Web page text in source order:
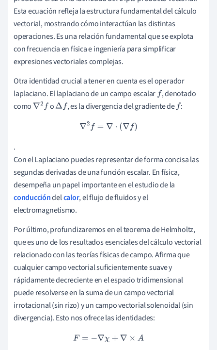
Esta ecuación refleja la estructura fundamental del cálculo
vectorial, mostrando cómo interactúan las distintas
operaciones. Es una relación fundamental que se explota
con frecuencia en física e ingeniería para simplificar
expresiones vectoriales complejas.
Otra identidad crucial a tener en cuenta es el operador
laplaciano. El laplaciano de un campo escalarf , denotado
como ∇2f oΔf , es la divergencia del gradiente def :
∇ 2f= ∇⋅ (∇f)
.
Con el Laplaciano puedes representar de forma concisa las
segundas derivadas de una función escalar. En física,
desempeña un papel importante en el estudio de la
conduccióndelcalor, el flujo de fluidos y el
electromagnetismo.
Por último, profundizaremos en el teorema de Helmholtz,
que es uno de los resultados esenciales del cálculo vectorial
relacionado con las teorías físicas de campo. Afirma que
cualquier campo vectorial suficientemente suave y
rápidamente decreciente en el espacio tridimensional
puede resolverse en la suma de un campo vectorial
irrotacional (sin rizo) y un campo vectorial solenoidal (sin
divergencia). Esto nos ofrece las identidades:
F=−∇χ +∇ ×A